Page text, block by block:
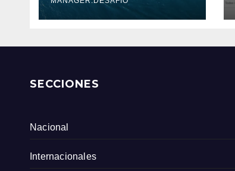
SECCIONES
Nacional
Internacionales